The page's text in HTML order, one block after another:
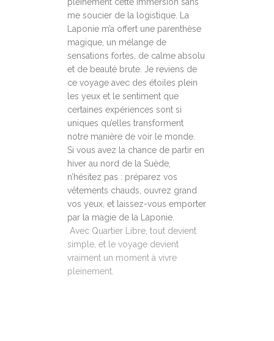
pleinement cette immersion sans
me soucier de la logistique. La
Laponie m’a offert une parenthèse
magique, un mélange de
sensations fortes, de calme absolu
et de beauté brute. Je reviens de
ce voyage avec des étoiles plein
les yeux et le sentiment que
certaines expériences sont si
uniques qu’elles transforment
notre manière de voir le monde.
Si vous avez la chance de partir en
hiver au nord de la Suède,
n’hésitez pas : préparez vos
vêtements chauds, ouvrez grand
vos yeux, et laissez-vous emporter
par la magie de la Laponie.
Avec Quartier Libre, tout devient
simple, et le voyage devient
vraiment un moment à vivre
pleinement.